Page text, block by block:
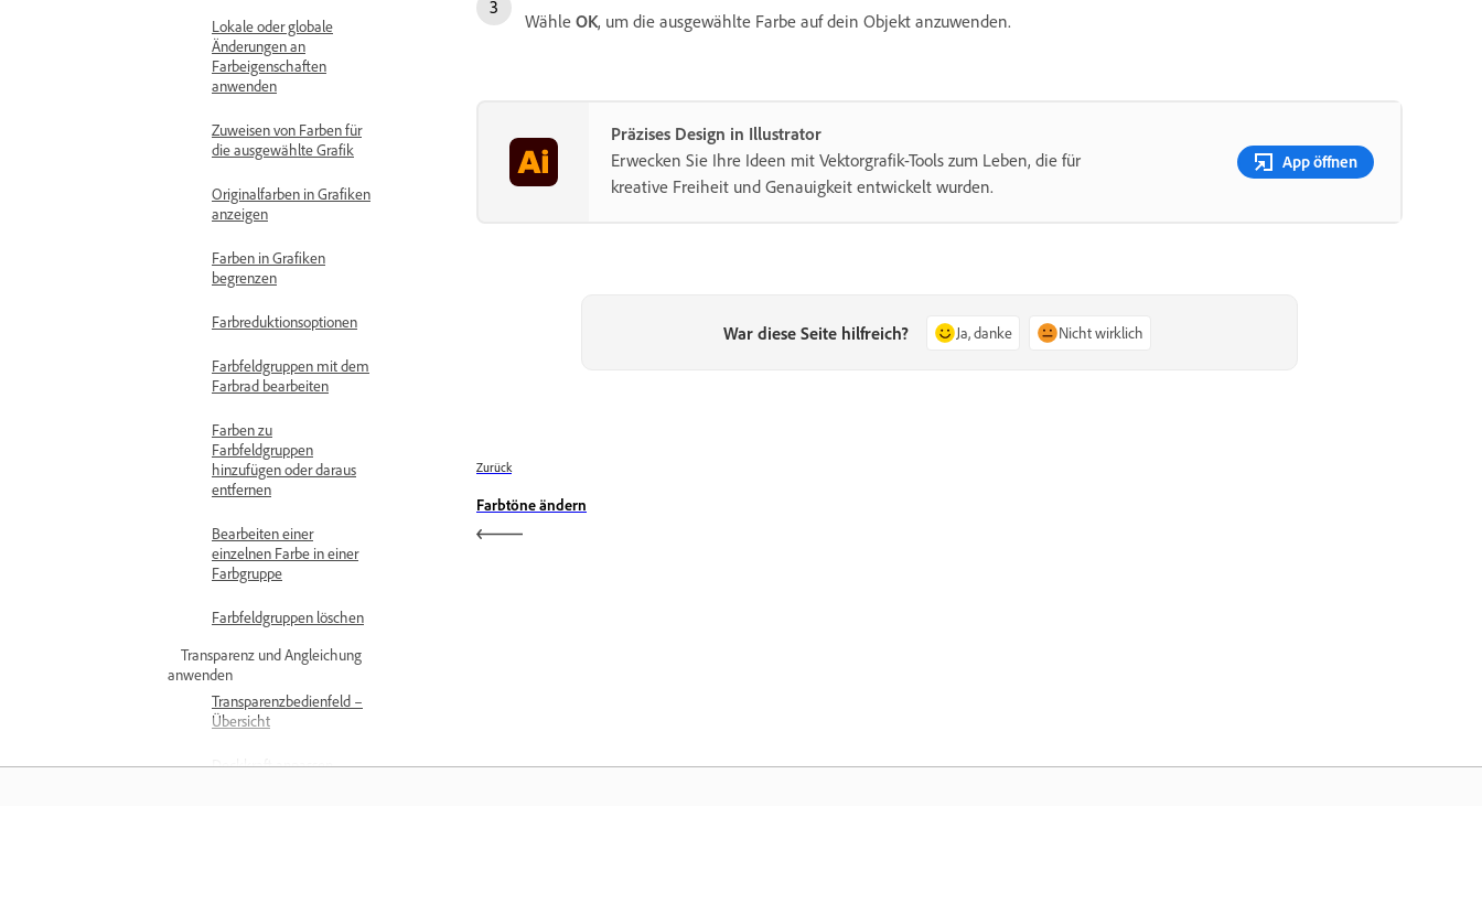
Lokale oder globale
Änderungen an
Farbeigenschaften
anwenden
Zuweisen von Farben für
die ausgewählte Grafik
Originalfarben in Grafiken
anzeigen
Farben in Grafiken
begrenzen
Farbreduktionsoptionen
Farbfeldgruppen mit dem
Farbrad bearbeiten
Farben zu
Farbfeldgruppen
hinzufügen oder daraus
entfernen
Bearbeiten einer
einzelnen Farbe in einer
Farbgruppe
Farbfeldgruppen löschen
Transparenz und Angleichung
anwenden
Transparenzbedienfeld –
Übersicht
Deckkraft anpassen
Wähle OK, um die ausgewählte Farbe auf dein Objekt anzuwenden.
Präzises Design in Illustrator
Erwecken Sie Ihre Ideen mit Vektorgrafik-Tools zum Leben, die für
kreative Freiheit und Genauigkeit entwickelt wurden.
App öffnen
War diese Seite hilfreich? Ja, danke Nicht wirklich
Zurück
Farbtöne ändern